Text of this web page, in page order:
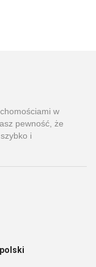
w
pewność, że
i